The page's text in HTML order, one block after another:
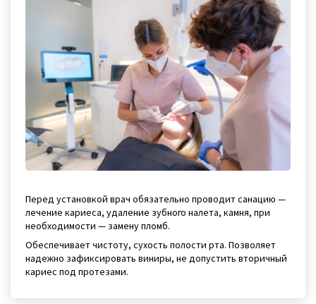
Перед установкой врач обязательно проводит санацию —
лечение кариеса, удаление зубного налета, камня, при
необходимости — замену пломб.
Обеспечивает чистоту, сухость полости рта. Позволяет
надежно зафиксировать виниры, не допустить вторичный
кариес под протезами.